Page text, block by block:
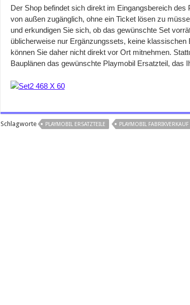
Der Shop befindet sich direkt im Eingangsbereich
von außen zugänglich, ohne ein Ticket lösen zu
und erkundigen Sie sich, ob das gewünschte Set
üblicherweise nur Ergänzungssets, keine
können Sie daher nicht direkt vor Ort mitnehmen.
Bauplänen das gewünschte Playmobil Ersatzteil, das
Schlagworte PLAYMOBIL ERSATZTEILE PLAYMOBIL FABRIKVERKAUF